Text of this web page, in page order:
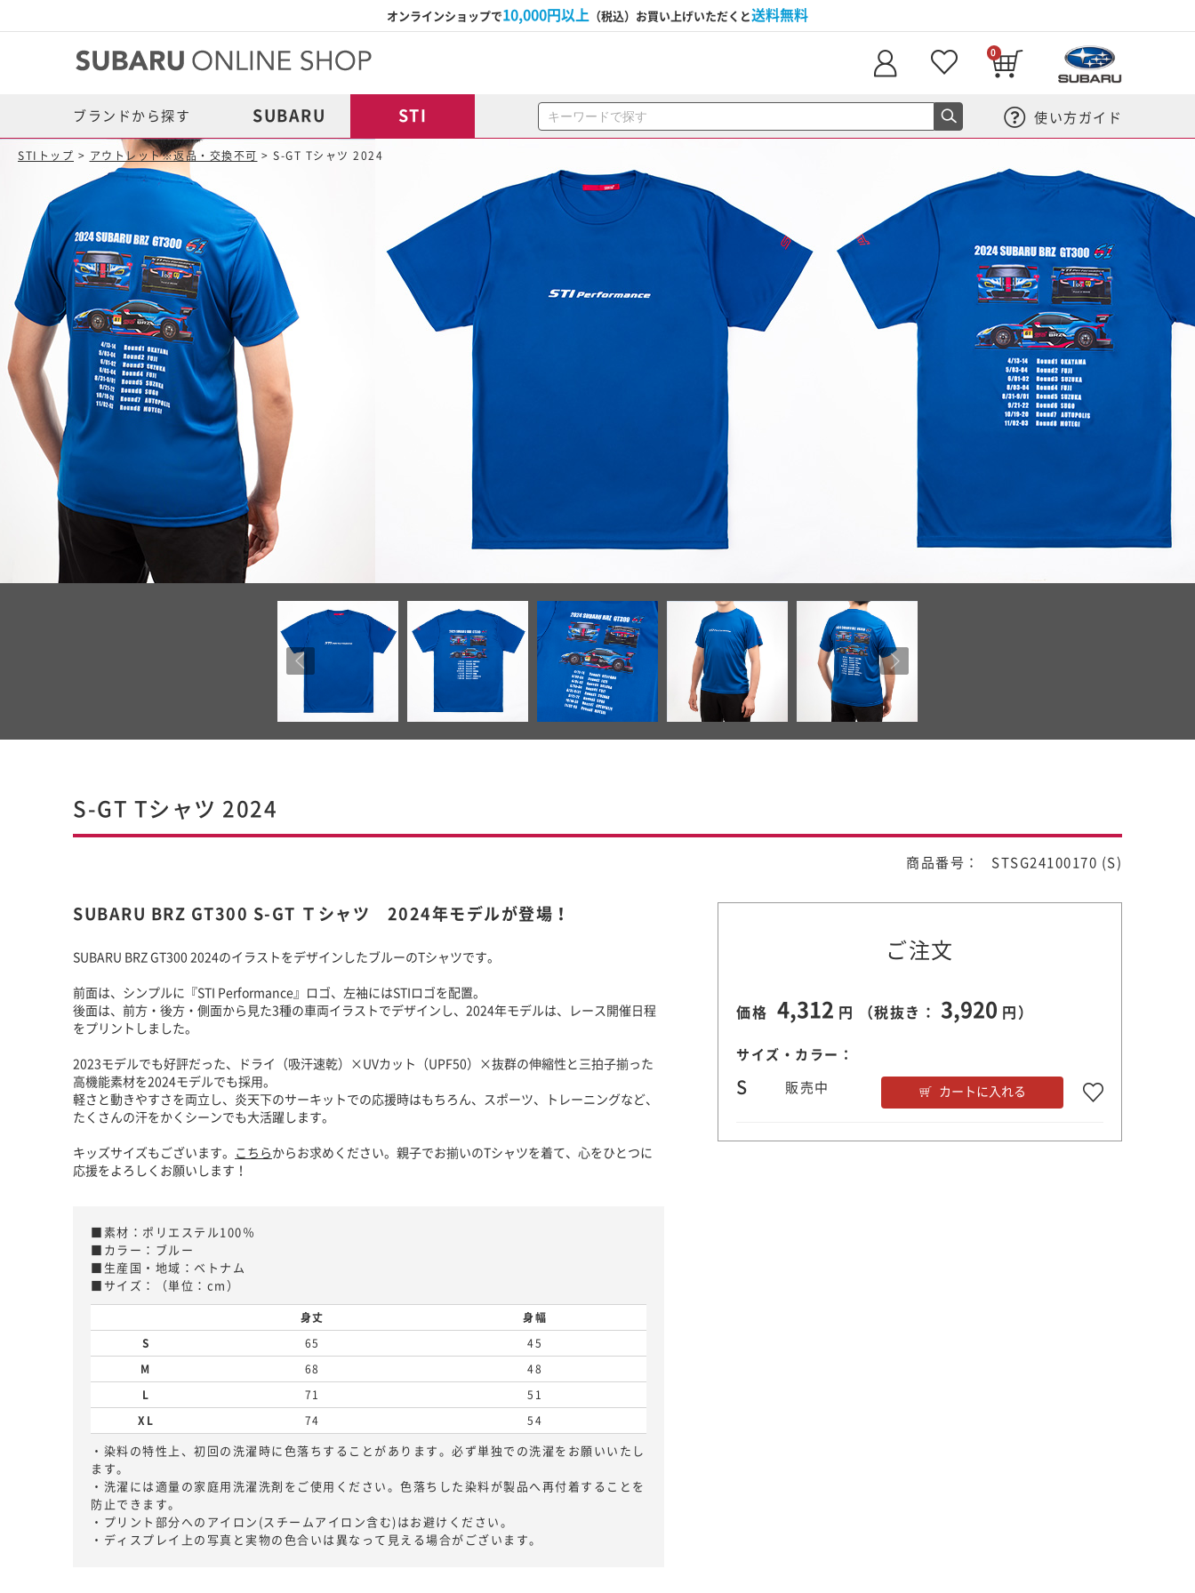
オンラインショップで10,000円以上 （税込）お買い上げいただくと送料無料
0
ブランドから探す SUBARU STI 使い方ガイド
STIトップ > アウトレット※返品・交換不可 > S-GT Tシャツ 2024
S-GT Tシャツ 2024
商品番号： STSG24100170 (S)
ご注文
価格 4,312 円 （税抜き： 3,920 円）
サイズ・カラー：
S 販売中 カートに入れる
SUBARU BRZ GT300 S-GT Ｔシャツ 2024年モデルが登場！
SUBARU BRZ GT300 2024のイラストをデザインしたブルーのTシャツです。
前面は、シンプルに『STI Performance』ロゴ、左袖にはSTIロゴを配置。
後面は、前方・後方・側面から見た3種の車両イラストでデザインし、2024年モデルは、レース開催日程
をプリントしました。
2023モデルでも好評だった、ドライ（吸汗速乾）×UVカット（UPF50）×抜群の伸縮性と三拍子揃った
高機能素材を2024モデルでも採用。
軽さと動きやすさを両立し、炎天下のサーキットでの応援時はもちろん、スポーツ、トレーニングなど、
たくさんの汗をかくシーンでも大活躍します。
キッズサイズもございます。 こちら からお求めください。親子でお揃いのTシャツを着て、心をひとつに
応援をよろしくお願いします！
■素材：ポリエステル100％
■カラー：ブルー
■生産国・地域：ベトナム
■サイズ：（単位：cm）
身丈 身幅
S 65 45
M 68 48
L 71 51
XL 74 54
・染料の特性上、初回の洗濯時に色落ちすることがあります。必ず単独での洗濯をお願いいたし
ます。
・洗濯には適量の家庭用洗濯洗剤をご使用ください。色落ちした染料が製品へ再付着することを
防止できます。
・プリント部分へのアイロン(スチームアイロン含む)はお避けください。
・ディスプレイ上の写真と実物の色合いは異なって見える場合がございます。